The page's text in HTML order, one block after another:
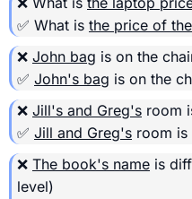
✅ What is the price of
❌ John bag is on the
✅ John's bag is on the
❌ Jill's and Greg's room
✅ Jill and Greg's room is
❌ The book's name is
level)